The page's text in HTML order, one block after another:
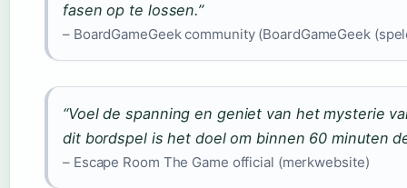
fasen op te lossen.”
– BoardGameGeek community (BoardGameGeek
“Voel de spanning en geniet van het mysterie
dit bordspel is het doel om binnen 60 minuten
– Escape Room The Game official (merkwebsite)